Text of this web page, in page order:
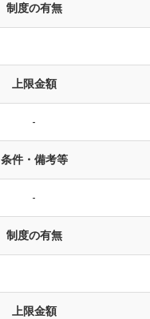
制度の有無
上限金額
-
条件・備考等
-
制度の有無
上限金額